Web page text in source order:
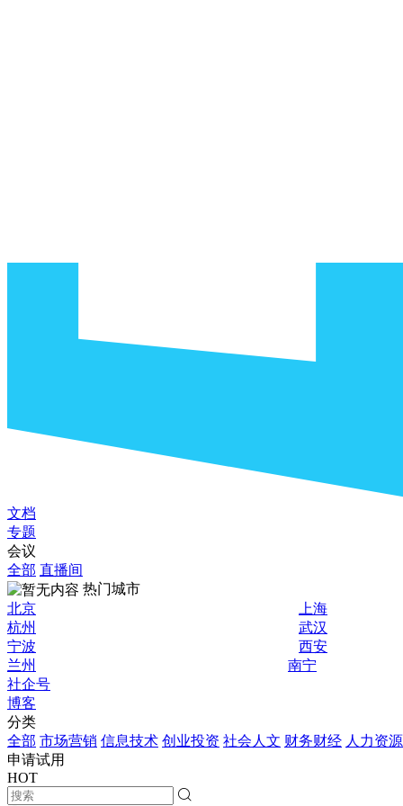
文档
专题
会议
全部 直播间
热门城市
北京
上海
杭州
武汉
宁波
西安
兰州
南宁
社企号
博客
分类
全部 市场营销 信息技术 创业投资 社会人文 财务财经 人力资源
申请试用
HOT